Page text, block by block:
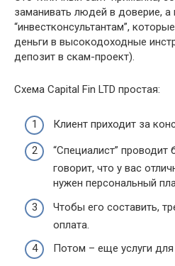
заманивать людей в доверие, а
“инвестконсультантам”,
деньги в высокодоходные
депозит в скам-проект).
Схема Capital Fin LTD простая:
Клиент приходит за
“Специалист” проводит
говорит, что у вас
нужен персональный
Чтобы его составить,
оплата.
Потом – еще услуги для